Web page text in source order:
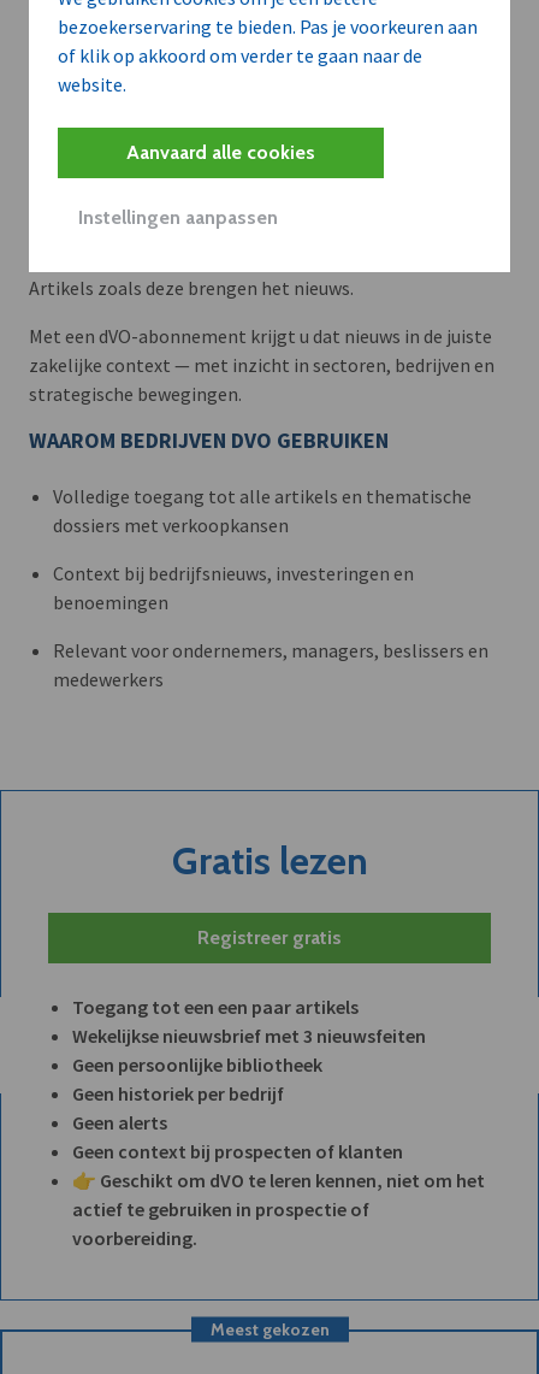
bezoekerservaring te bieden. Pas je voorkeuren aan
of klik op akkoord om verder te gaan naar de
website.
Aanvaard alle cookies
Instellingen aanpassen
Meer context. Dieper begrip.
Artikels zoals deze brengen het nieuws.
Met een dVO-abonnement krijgt u dat nieuws in de juiste
zakelijke context — met inzicht in sectoren, bedrijven en
strategische bewegingen.
WAAROM BEDRIJVEN DVO GEBRUIKEN
Volledige toegang tot alle artikels en thematische
dossiers met verkoopkansen
Context bij bedrijfsnieuws, investeringen en
benoemingen
Relevant voor ondernemers, managers, beslissers en
medewerkers
Gratis lezen
Registreer gratis
Toegang tot een een paar artikels
Wekelijkse nieuwsbrief met 3 nieuwsfeiten
Geen persoonlijke bibliotheek
Geen historiek per bedrijf
Geen alerts
Geen context bij prospecten of klanten
👉 Geschikt om dVO te leren kennen, niet om het
actief te gebruiken in prospectie of
voorbereiding.
Meest gekozen